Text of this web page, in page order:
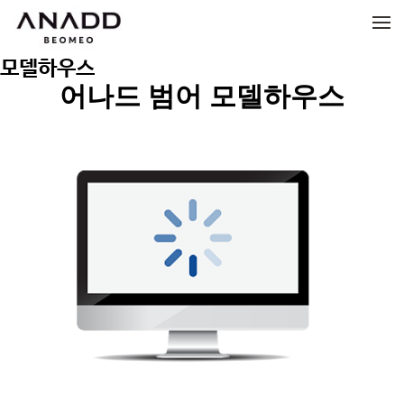
모델하우스
어나드 범어 모델하우스